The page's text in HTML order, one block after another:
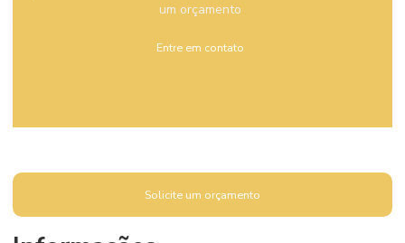
um orçamento
Entre em contato
Solicite um orçamento